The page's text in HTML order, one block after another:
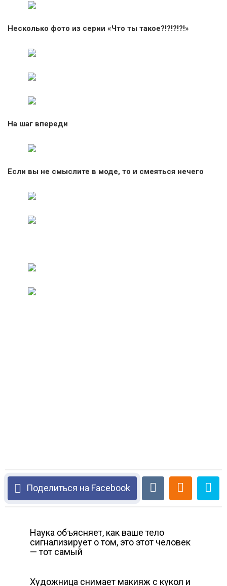
Несколько фото из серии «Что ты такое?!?!?!?!»
На шаг впереди
Если вы не смыслите в моде, то и смеяться нечего
Поделиться на Facebook
Наука объясняет, как ваше тело
сигнализирует о том, это этот человек
— тот самый
Художница снимает макияж с кукол и